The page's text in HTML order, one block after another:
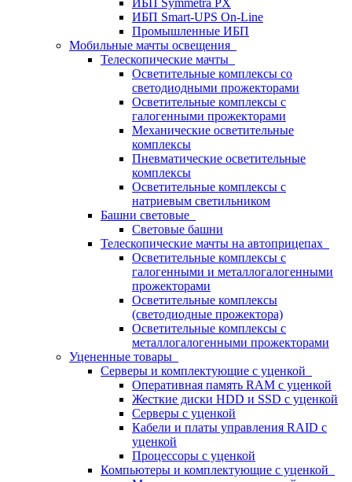
ИБП Symmetra PX
ИБП Smart-UPS On-Line
Промышленные ИБП
Мобильные мачты освещения
Телескопические мачты
Осветительные комплексы со
светодиодными прожекторами
Осветительные комплексы с
галогенными прожекторами
Механические осветительные
комплексы
Пневматические осветительные
комплексы
Осветительные комплексы с
натриевым светильником
Башни световые
Световые башни
Телескопические мачты на автоприцепах
Осветительные комплексы с
галогенными и металлогалогенными
прожекторами
Осветительные комплексы
(светодиодные прожектора)
Осветительные комплексы с
металлогалогенными прожекторами
Уцененные товары
Серверы и комплектующие с уценкой
Оперативная память RAM с уценкой
Жесткие диски HDD и SSD с уценкой
Серверы с уценкой
Кабели и платы управления RAID с
уценкой
Процессоры с уценкой
Компьютеры и комплектующие с уценкой